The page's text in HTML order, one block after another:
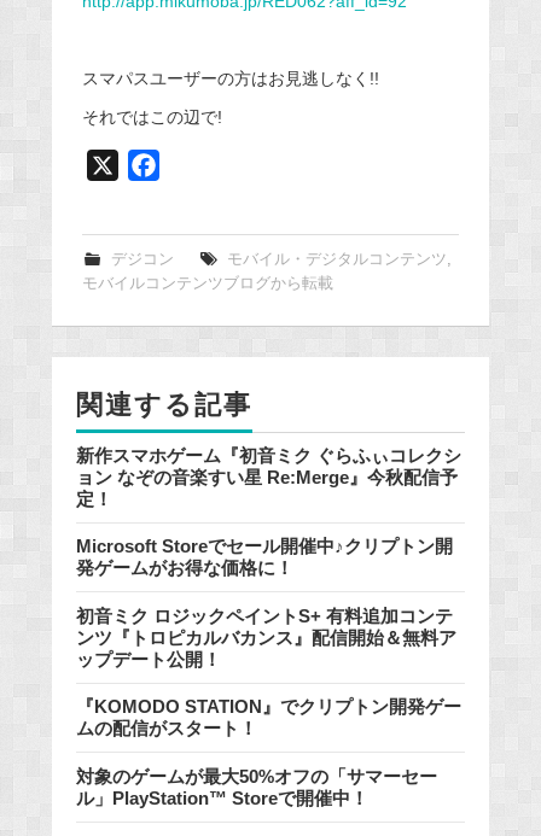
スマパスユーザーの方はお見逃しなく!!
それではこの辺で!
e
b
o
o
デジコン モバイル・デジタルコンテンツ
モバイルコンテンツブログから転載
関連する記事
新作スマホゲーム『初音ミク ぐらふぃコレクシ
ョン なぞの音楽すい星 Re:Merge』今秋配信予
定！
Microsoft Storeでセール開催中♪クリプトン開
発ゲームがお得な価格に！
初音ミク ロジックペイントS+ 有料追加コンテ
ンツ『トロピカルバカンス』配信開始＆無料ア
ップデート公開！
『KOMODO STATION』でクリプトン開発ゲー
ムの配信がスタート！
対象のゲームが最大50%オフの「サマーセー
ル」PlayStation™ Storeで開催中！